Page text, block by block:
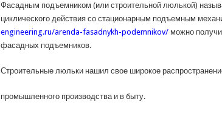
Фасадным подъемником (или строительной люлькой)
циклического действия со стационарным подъемным
engineering.ru/arenda-fasadnykh-podemnikov/можно
фасадных подъемников.
Строительные люльки нашил свое широкое
промышленного производства и в быту.